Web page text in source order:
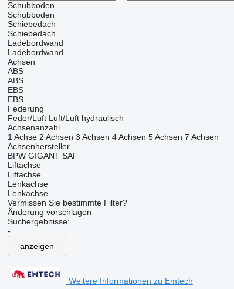
Schubboden
Schubboden
Schiebedach
Schiebedach
Ladebordwand
Ladebordwand
Achsen
ABS
ABS
EBS
EBS
Federung
Feder/Luft Luft/Luft hydraulisch
Achsenanzahl
1 Achse 2 Achsen 3 Achsen 4 Achsen 5 Achsen 7 Achsen
Achsenhersteller
BPW GIGANT SAF
Liftachse
Liftachse
Lenkachse
Lenkachse
Vermissen Sie bestimmte Filter?
Änderung vorschlagen
Suchergebnisse:
-
anzeigen
Weitere Informationen zu Emtech